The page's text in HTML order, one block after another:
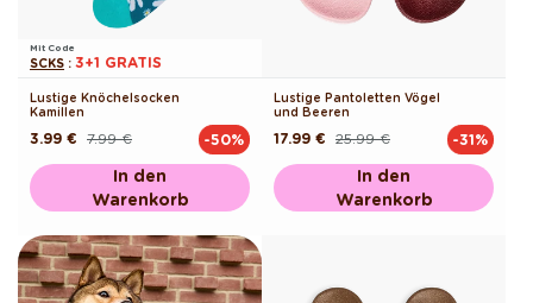
Mit Code
SCKS : 3+1 GRATIS
Lustige Knöchelsocken
Kamillen
Normaler7.99 €
Verkaufspreis
3.99 € -50%
In den
Warenkorb
Lustige Pantoletten Vögel
und Beeren
Normaler25.99 €
Verkaufspreis
17.99 € -31%
In den
Warenkorb